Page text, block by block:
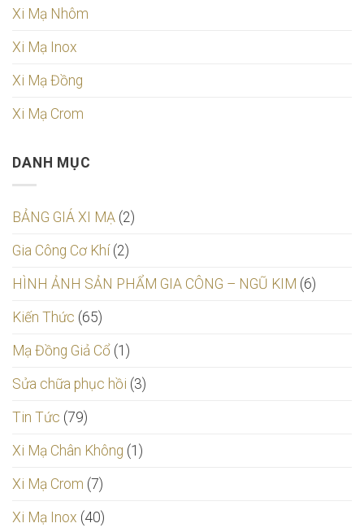
Xi Mạ Nhôm
Xi Mạ Inox
Xi Mạ Đồng
Xi Mạ Crom
DANH MỤC
BẢNG GIÁ XI MẠ (2)
Gia Công Cơ Khí(2)
HÌNH ẢNH SẢN PHẨM GIA CÔNG – NGŨ KIM (6)
Kiến Thức (65)
Mạ Đồng Giả Cổ (1)
Sửa chữa phục hồi (3)
Tin Tức (79)
Xi Mạ Chân Không (1)
Xi Mạ Crom (7)
Xi Mạ Inox (40)